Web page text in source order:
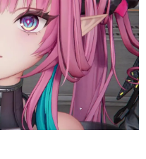
業史
おける主要なトピック・タイト
へのインタビューや識者による
が一望できる決定版！
ムクリエイターの青春〜
等で知られるマンガ家・田中圭
ポートマンガです。
？